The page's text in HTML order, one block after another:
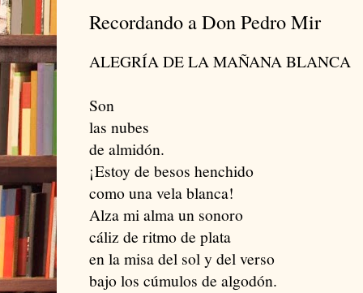
Recordando a Don Pedro Mir
ALEGRÍA DE LA MAÑANA BLANCA
Son
las nubes
de almidón.
¡Estoy de besos henchido
como una vela blanca!
Alza mi alma un sonoro
cáliz de ritmo de plata
en la misa del sol y del verso
bajo los cúmulos de algodón.